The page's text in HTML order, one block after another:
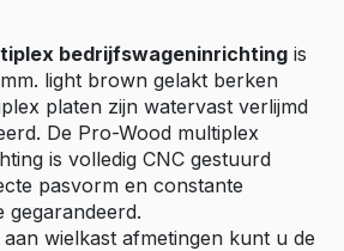
bedrijfswageninrichting is
light brown gelakt berken
platen zijn watervast verlijmd
De Pro-Wood multiplex
is volledig CNC gestuurd
pasvorm en constante
gegarandeerd.
wielkast afmetingen kunt u de